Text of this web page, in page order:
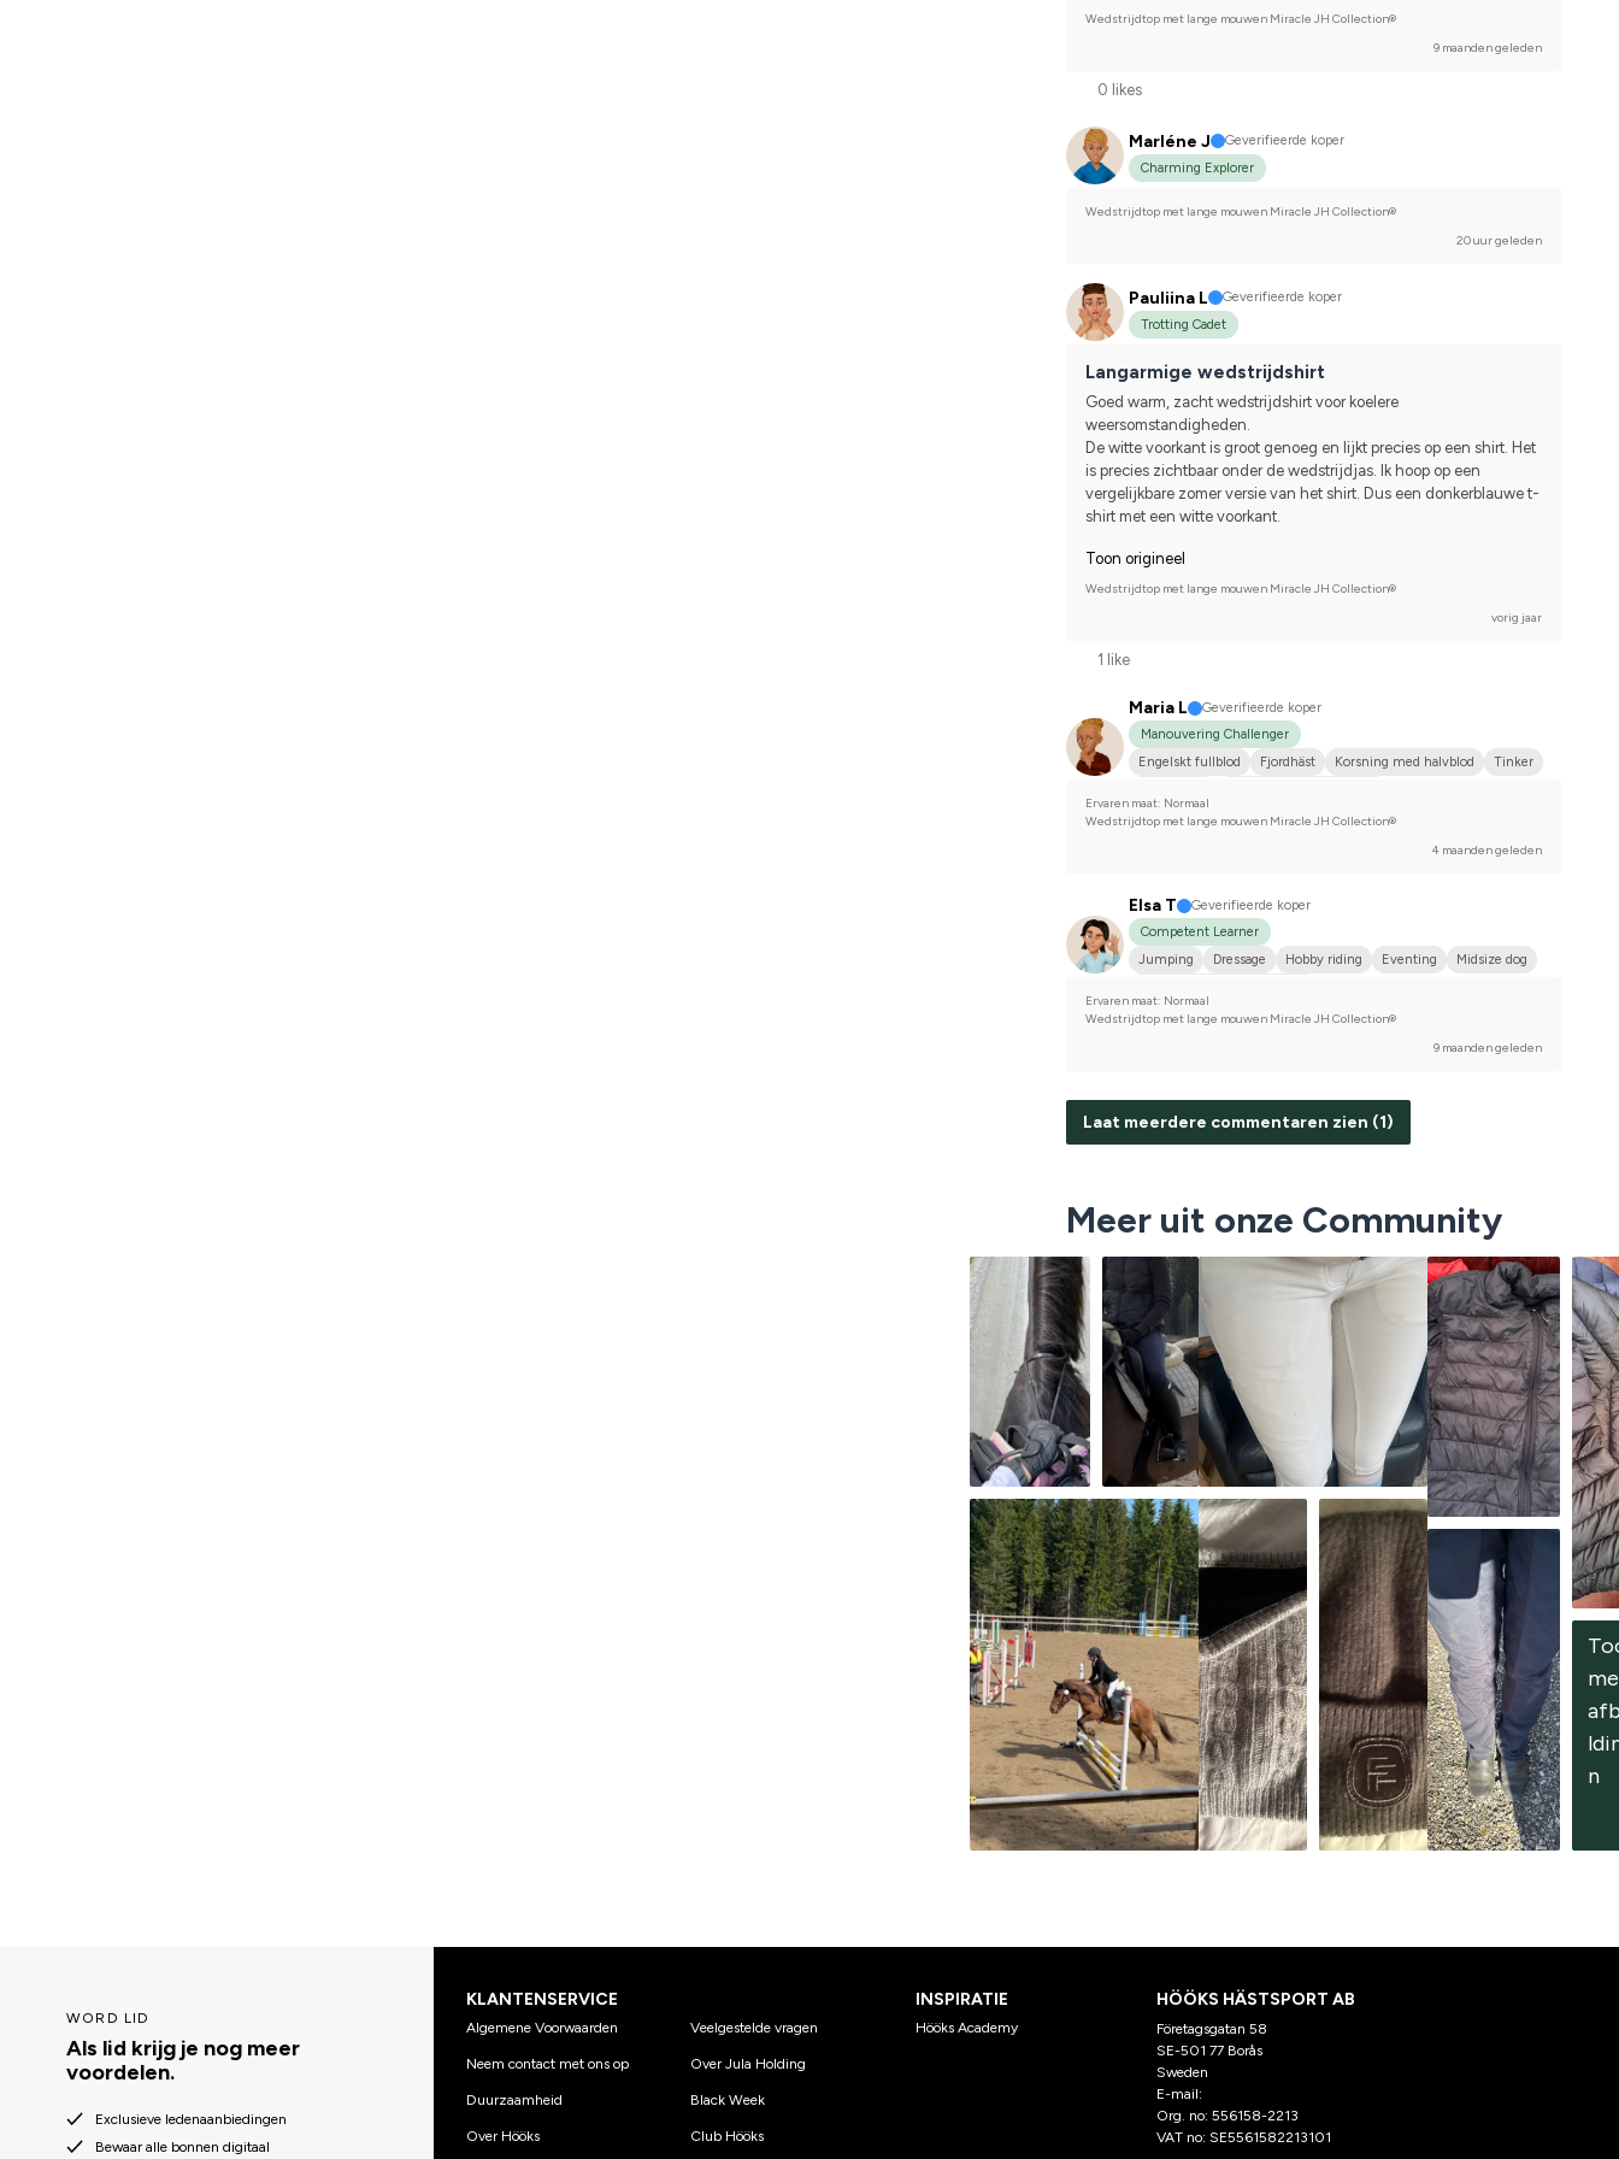
Wedstrijdtop met lange mouwen Miracle JH Collection®
9 maanden geleden
0 likes
Marléne J
Geverifieerde koper
Charming Explorer
Wedstrijdtop met lange mouwen Miracle JH Collection®
20 uur geleden
Pauliina L
Geverifieerde koper
Trotting Cadet
Langarmige wedstrijdshirt
Goed warm, zacht wedstrijdshirt voor koelere
weersomstandigheden.
De witte voorkant is groot genoeg en lijkt precies op een shirt. Het
is precies zichtbaar onder de wedstrijdjas. Ik hoop op een
vergelijkbare zomer versie van het shirt. Dus een donkerblauwe t-
shirt met een witte voorkant.
Toon origineel
Wedstrijdtop met lange mouwen Miracle JH Collection®
vorig jaar
1 like
Maria L
Geverifieerde koper
Manouvering Challenger
Engelskt fullblod
Fjordhäst Korsning med halvblod
Tinker
Ervaren maat: Normaal
Wedstrijdtop met lange mouwen Miracle JH Collection®
4 maanden geleden
Elsa T
Geverifieerde koper
Competent Learner
Jumping
Dressage Hobby riding Eventing
Midsize dog
Ervaren maat: Normaal
Wedstrijdtop met lange mouwen Miracle JH Collection®
9 maanden geleden
Laat meerdere commentaren zien (1)
Meer uit onze Community
n
WORD LID
Als lid krijg je nog meer
voordelen.
Exclusieve ledenaanbiedingen
Bewaar alle bonnen digitaal
KLANTENSERVICE
Algemene Voorwaarden
Neem contact met ons op
Duurzaamheid
Over Hööks
Veelgestelde vragen
Over Jula Holding
Black Week
Club Hööks
INSPIRATIE
Hööks Academy
HÖÖKS HÄSTSPORT AB
Företagsgatan 58
SE-501 77 Borås
Sweden
E-mail:
Org. no: 556158-2213
VAT no: SE5561582213101